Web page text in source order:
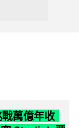
萬億年收